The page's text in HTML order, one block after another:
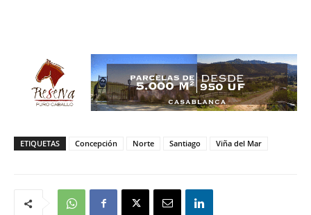
ETIQUETAS Concepción Norte Santiago Viña del Mar